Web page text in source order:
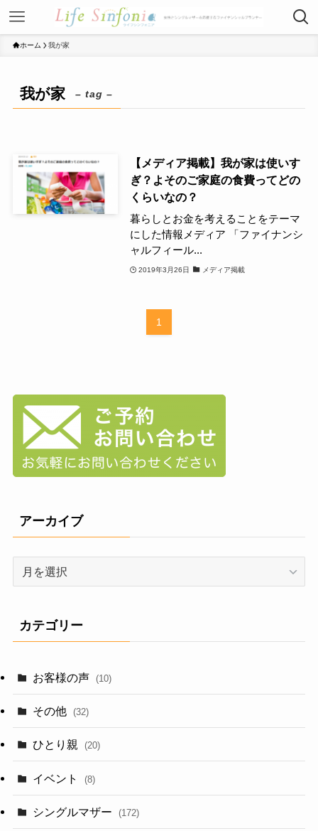
ホーム 我が家
我が家 – tag –
【メディア掲載】我が家は使いす
ぎ？よそのご家庭の食費ってどの
くらいなの？
暮らしとお金を考えることをテーマ
にした情報メディア 「ファイナンシ
ャルフィール...
2019年3月26日 メディア掲載
1
アーカイブ
ブ
カテゴリー
お客様の声 (10)
その他 (32)
ひとり親 (20)
イベント (8)
シングルマザー (172)